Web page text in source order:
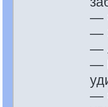
—
—
—
—
—